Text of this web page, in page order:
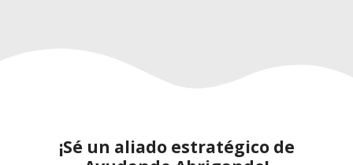
¡Sé un aliado estratégico de